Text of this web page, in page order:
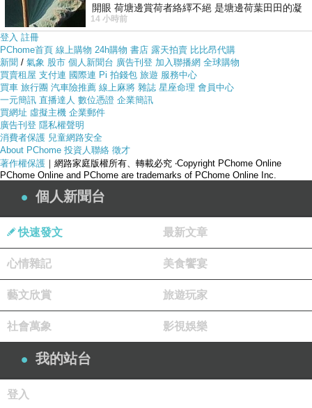
產品網址
開眼 荷塘邊賞荷者絡繹不絕 是塘邊荷葉田田的凝
望 風中飄逸的是映日荷花別樣紅
14 小時前
登入 註冊
PChome首頁 線上購物 24h購物 書店 露天拍賣 比比昂代購
新聞 / 氣象 股市 個人新聞台 廣告刊登 加入聯播網 全球購物
買賣租屋 支付連 國際連 Pi 拍錢包 旅遊 服務中心
買車 旅行團 汽車險推薦 線上麻將 雜誌 星座命理 會員中心
一元簡訊 直播達人 數位憑證 企業簡訊
買網址 虛擬主機 企業郵件
廣告刊登 隱私權聲明
消費者保護 兒童網路安全
About PChome 投資人聯絡 徵才
著作權保護 ｜網路家庭版權所有、轉載必究 ‧Copyright PChome Online
PChome Online and PChome are trademarks of PChome Online Inc.
個人新聞台
快速發文 最新文章
心情雜記 美食饗宴
藝文欣賞 旅遊玩家
社會萬象 影視娛樂
我的站台
登入